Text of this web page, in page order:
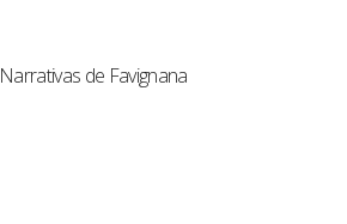
Narrativas de Favignana